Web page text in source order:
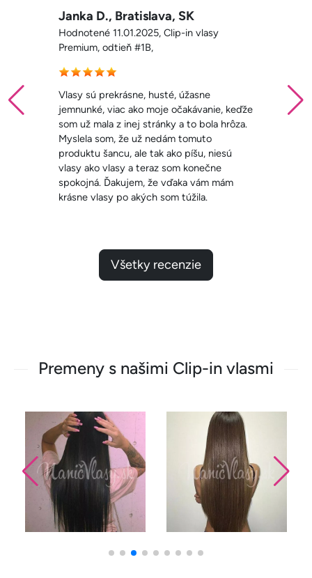
Nikola , Nové Zámky, SK
Hodnotené 11.01.2025, Clip-in vlasy
Premium, odtieň #3,
Krásne a kvalitné vlasy, výborné
poradenstvo ohľadne hustoty aj farby.
Odporúčam! Mala som vlasy aj z iného
eshopu a neboli ani z polovice také
kvalitné. SUPER
Všetky recenzie
Premeny s našimi Clip-in vlasmi